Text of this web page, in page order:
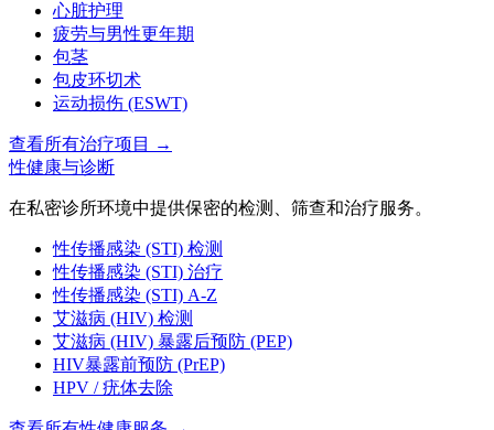
心脏护理
疲劳与男性更年期
包茎
包皮环切术
运动损伤 (ESWT)
查看所有治疗项目
→
性健康与诊断
在私密诊所环境中提供保密的检测、筛查和治疗服务。
性传播感染 (STI) 检测
性传播感染 (STI) 治疗
性传播感染 (STI) A-Z
艾滋病 (HIV) 检测
艾滋病 (HIV) 暴露后预防 (PEP)
HIV暴露前预防 (PrEP)
HPV / 疣体去除